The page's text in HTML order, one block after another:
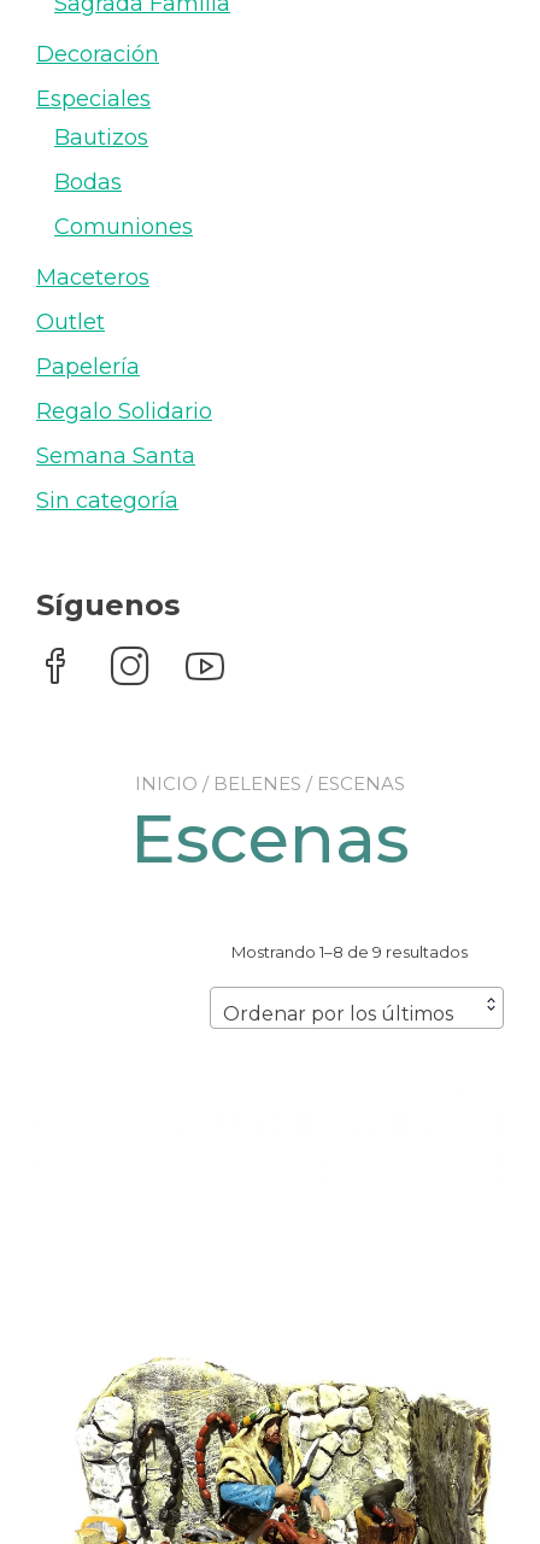
INICIO / BELENES / ESCENAS
Escenas
Mostrando 1–8 de 9 resultados
Ordenar por los últimos
Decoración
Especiales
Bautizos
Bodas
Comuniones
Maceteros
Outlet
Papelería
Regalo Solidario
Semana Santa
Sin categoría
Síguenos